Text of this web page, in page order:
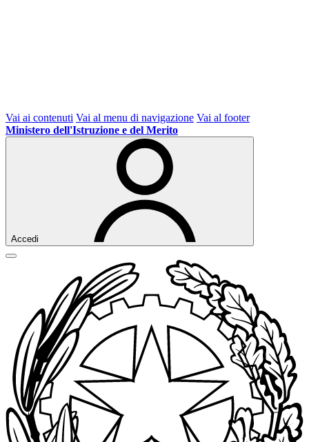
Vai ai contenuti Vai al menu di navigazione Vai al footer
Ministero dell'Istruzione e del Merito
Accedi